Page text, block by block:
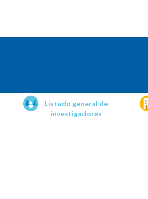
Listado general de
investigadores